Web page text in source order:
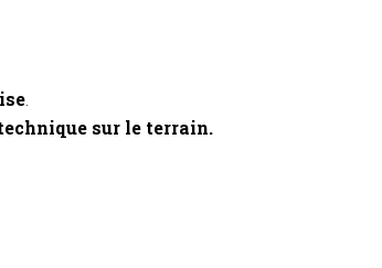
sur le terrain.